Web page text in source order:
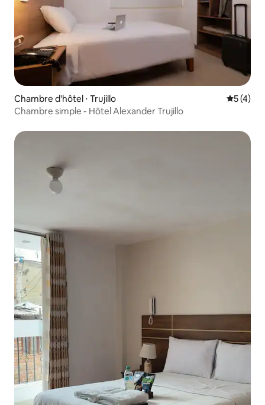
Chambre d'hôtel ⋅ Trujillo
5 (4)
Chambre simple - Hôtel Alexander Trujillo